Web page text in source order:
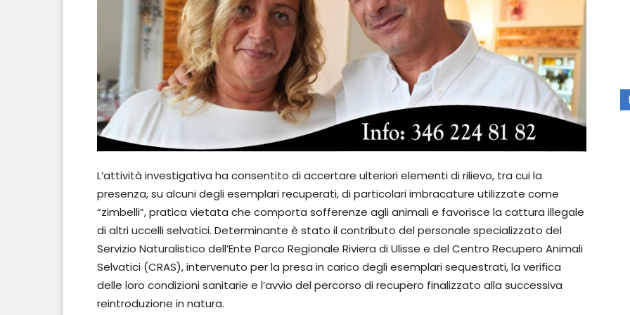
L’attività investigativa ha consentito di accertare ulteriori elementi di rilievo, tra cui la
presenza, su alcuni degli esemplari recuperati, di particolari imbracature utilizzate come
“zimbelli”, pratica vietata che comporta sofferenze agli animali e favorisce la cattura illegale
di altri uccelli selvatici. Determinante è stato il contributo del personale specializzato del
Servizio Naturalistico dell’Ente Parco Regionale Riviera di Ulisse e del Centro Recupero Animali
Selvatici (CRAS), intervenuto per la presa in carico degli esemplari sequestrati, la verifica
delle loro condizioni sanitarie e l’avvio del percorso di recupero finalizzato alla successiva
reintroduzione in natura.